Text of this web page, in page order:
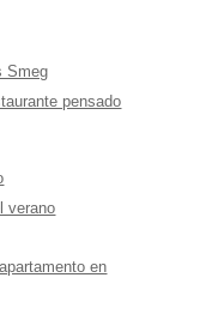
Smeg
pensado
verano
en